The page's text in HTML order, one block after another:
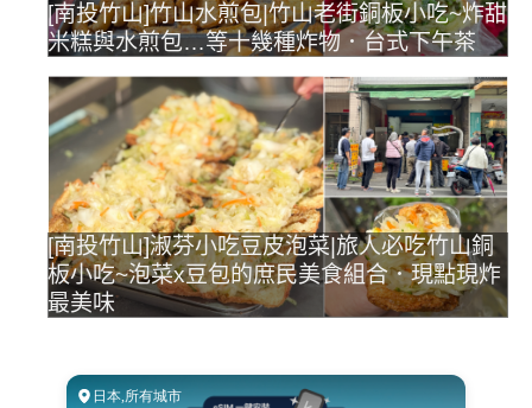
[南投竹山]竹山水煎包|竹山老街銅板小吃~炸甜
米糕與水煎包…等十幾種炸物．台式下午茶
[南投竹山]淑芬小吃豆皮泡菜|旅人必吃竹山銅
板小吃~泡菜x豆包的庶民美食組合．現點現炸
最美味